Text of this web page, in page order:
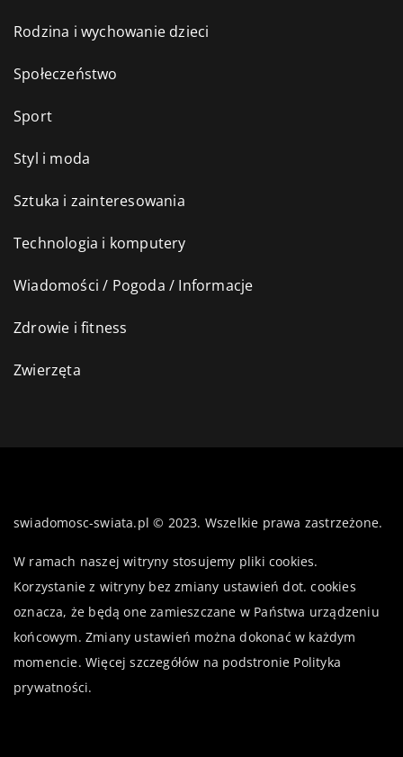
Rodzina i wychowanie dzieci
Społeczeństwo
Sport
Styl i moda
Sztuka i zainteresowania
Technologia i komputery
Wiadomości / Pogoda / Informacje
Zdrowie i fitness
Zwierzęta
swiadomosc-swiata.pl © 2023. Wszelkie prawa zastrzeżone.
W ramach naszej witryny stosujemy pliki cookies.
Korzystanie z witryny bez zmiany ustawień dot. cookies
oznacza, że będą one zamieszczane w Państwa urządzeniu
końcowym. Zmiany ustawień można dokonać w każdym
momencie. Więcej szczegółów na podstronie Polityka
prywatności.